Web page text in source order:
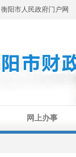
衡阳市人民政府门户网
网上办事